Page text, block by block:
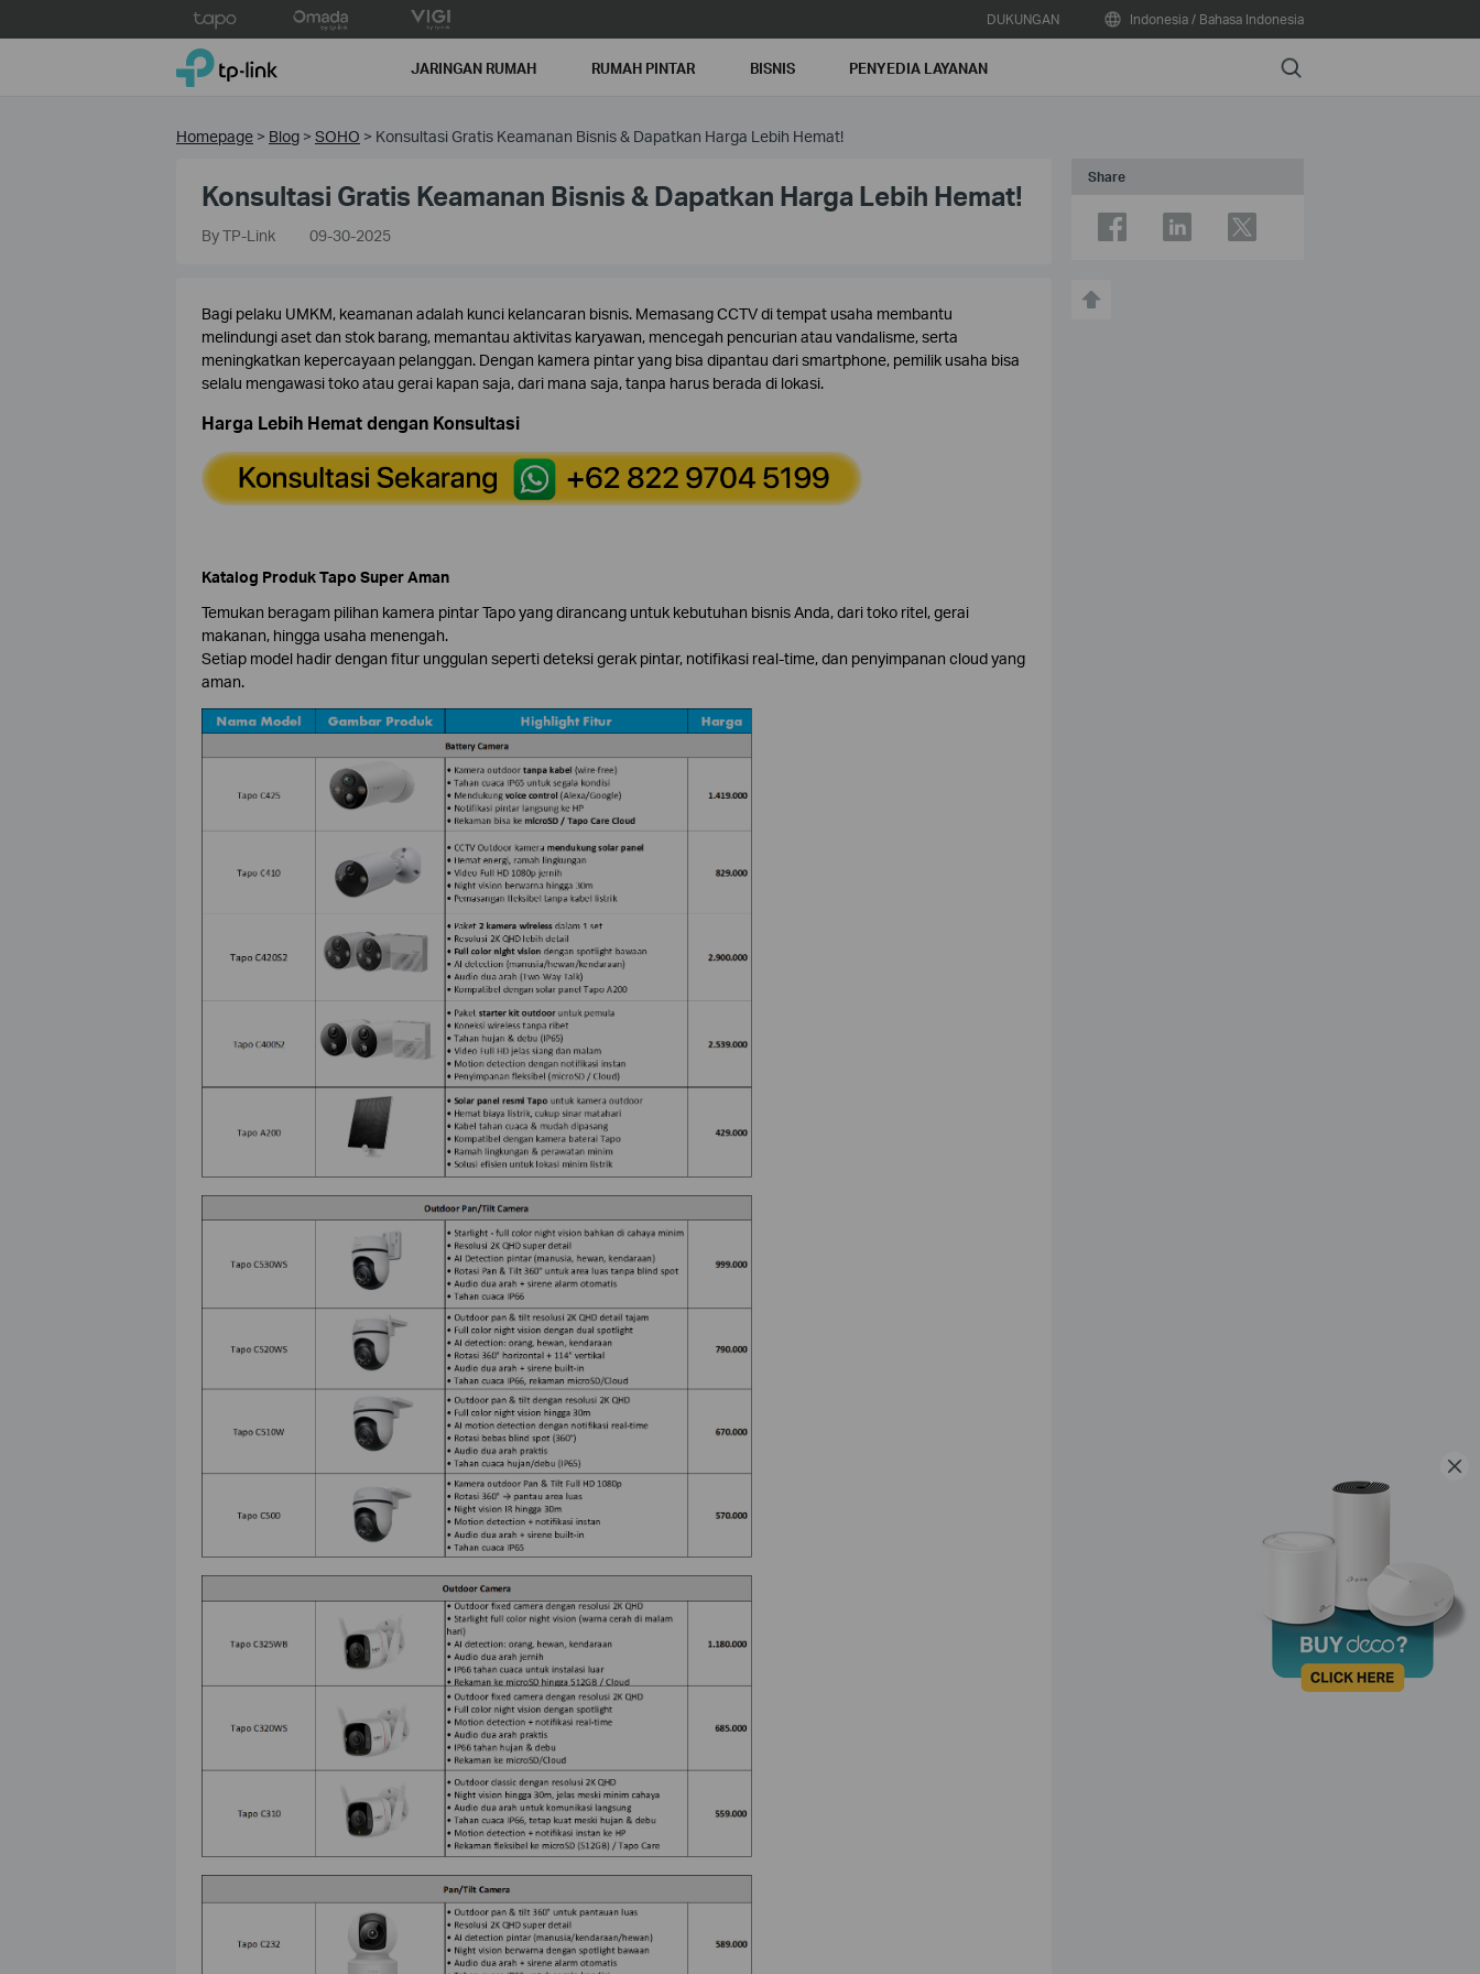
to
DUKUNGAN Indonesia / Bahasa Indonesia
TP-Link, Reliably Smart JARINGAN RUMAH RUMAH PINTAR BISNIS PENYEDIA LAYANAN Search
Homepage > Blog > SOHO > Konsultasi Gratis Keamanan Bisnis & Dapatkan Harga Lebih Hemat!
Share
Konsultasi Gratis Keamanan Bisnis & Dapatkan Harga Lebih Hemat!
By TP-Link 09-30-2025
Bagi pelaku UMKM, keamanan adalah kunci kelancaran bisnis. Memasang CCTV di tempat usaha membantu
melindungi aset dan stok barang, memantau aktivitas karyawan, mencegah pencurian atau vandalisme, serta
meningkatkan kepercayaan pelanggan. Dengan kamera pintar yang bisa dipantau dari smartphone, pemilik usaha bisa
selalu mengawasi toko atau gerai kapan saja, dari mana saja, tanpa harus berada di lokasi.
Harga Lebih Hemat dengan Konsultasi
Katalog Produk Tapo Super Aman
Temukan beragam pilihan kamera pintar Tapo yang dirancang untuk kebutuhan bisnis Anda, dari toko ritel, gerai
makanan, hingga usaha menengah.
Setiap model hadir dengan fitur unggulan seperti deteksi gerak pintar, notifikasi real-time, dan penyimpanan cloud yang
aman.